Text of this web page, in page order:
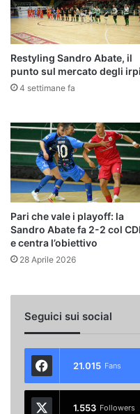
Restyling Sandro Abate, il
punto sul mercato degli
4 settimane fa
Pari che vale i playoff: la
Sandro Abate fa 2-2 col
e centra l’obiettivo
28 Aprile 2026
Seguici sui social
21.015 Fans
1.553 Followers